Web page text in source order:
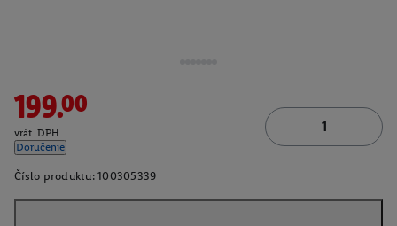
199.00
vrát. DPH
Doručenie
Číslo produktu: 100305339